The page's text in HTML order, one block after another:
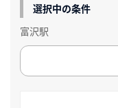
選択中の条件
富沢駅